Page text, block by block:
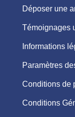
Déposer une
Témoignages
Informations
Paramètres
Conditions de
Conditions